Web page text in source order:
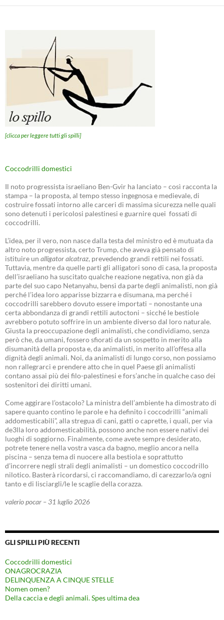
[clicca per leggere tutti gli spilli]
Coccodrilli domestici
Il noto progressista israeliano Ben-Gvir ha lanciato – così racconta la
stampa – la proposta, al tempo stesso ingegnosa e medievale, di
costruire fossati intorno alle carceri di massima sicurezza nelle quali
sono detenuti i pericolosi palestinesi e guarnire quei fossati di
coccodrilli.
L’idea, per il vero, non nasce dalla testa del ministro ed è mutuata da
altro noto progressista, certo Trump, che aveva già pensato di
istituire un alligator alcatraz, prevedendo grandi rettili nei fossati.
Tuttavia, mentre da quelle parti gli alligatori sono di casa, la proposta
dell’israeliano ha suscitato qualche reazione negativa, non già da
parte del suo capo Netanyahu, bensì da parte degli animalisti, non già
perché l’idea loro apparisse bizzarra e disumana, ma perché i
coccodrilli sarebbero dovuto essere importati – nonostante una
certa abbondanza di grandi rettili autoctoni – sicché le bestiole
avrebbero potuto soffrire in un ambiente diverso dal loro naturale.
Giusta la preoccupazione degli animalisti, che condividiamo, senza
però che, da umani, fossero sfiorati da un sospetto in merito alla
disumanità della proposta e, da animalisti, in merito all’offesa alla
dignità degli animali. Noi, da animalisti di lungo corso, non possiamo
non rallegrarci e prendere atto che in quel Paese gli animalisti
contano assai più dei filo-palestinesi e fors’anche in qualche caso dei
sostenitori dei diritti umani.
Come aggirare l’ostacolo? La ministra dell’ambiente ha dimostrato di
sapere quanto contino le parole e ha definito i coccodrilli “animali
addomesticabili”, alla stregua di cani, gatti o caprette, i quali, per via
de3lla loro addomesticabilità, possono anche non essere nativi dei
luoghi di soggiorno. Finalmente, come avete sempre desiderato,
potrete tenere nella vostra vasca da bagno, meglio ancora nella
piscina – senza tema di nuocere alla bestiola e soprattutto
d’incorrere negli strali degli animalisti – un domestico coccodrillo
nilotico. Basterà ricordarsi, ci raccomandiamo, di carezzarlo/a ogni
tanto e di lisciargli/le le scaglie della corazza.
valerio pocar – 31 luglio 2026
GLI SPILLI PIÙ RECENTI
Coccodrilli domestici
ONAGROCRAZIA
DELINQUENZA A CINQUE STELLE
Nomen omen?
Della caccia e degli animali. Spes ultima dea